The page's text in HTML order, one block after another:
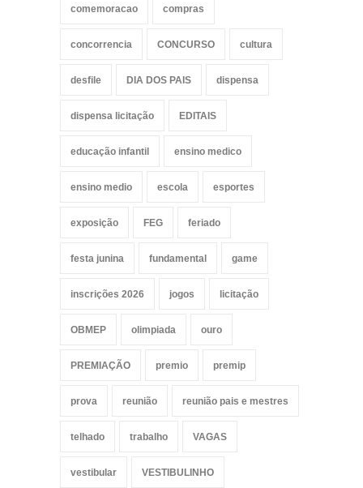
comemoracao compras
concorrencia CONCURSO cultura
desfile DIA DOS PAIS dispensa
dispensa licitação EDITAIS
educação infantil ensino medico
ensino medio escola esportes
exposição FEG feriado
festa junina fundamental game
inscrições 2026 jogos licitação
OBMEP olimpiada ouro
PREMIAÇÃO premio premip
prova reunião reunião pais e mestres
telhado trabalho VAGAS
vestibular VESTIBULINHO